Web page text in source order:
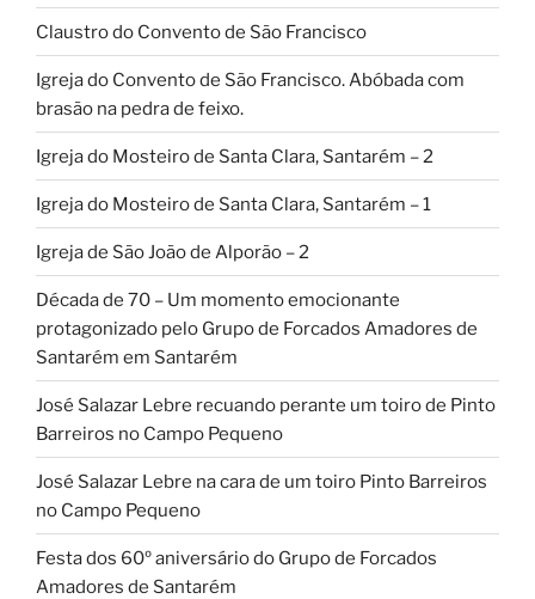
Claustro do Convento de São Francisco
Igreja do Convento de São Francisco. Abóbada com
brasão na pedra de feixo.
Igreja do Mosteiro de Santa Clara, Santarém – 2
Igreja do Mosteiro de Santa Clara, Santarém – 1
Igreja de São João de Alporão – 2
Década de 70 – Um momento emocionante
protagonizado pelo Grupo de Forcados Amadores de
Santarém em Santarém
José Salazar Lebre recuando perante um toiro de Pinto
Barreiros no Campo Pequeno
José Salazar Lebre na cara de um toiro Pinto Barreiros
no Campo Pequeno
Festa dos 60º aniversário do Grupo de Forcados
Amadores de Santarém